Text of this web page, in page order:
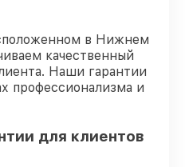
в Нижнем
качественный
Наши гарантии
профессионализма и
для клиентов